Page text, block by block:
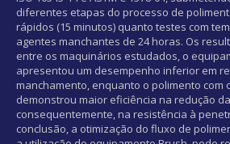
diferentes etapas do processo de
rápidos (15 minutos) quanto testes com
agentes manchantes de 24 horas. Os
entre os maquinários estudados, o
apresentou um desempenho inferior em
manchamento, enquanto o polimento com
demonstrou maior eficiência na redução
consequentemente, na resistência à
conclusão, a otimização do fluxo de